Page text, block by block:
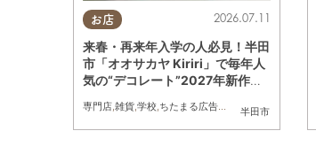
お店
半田市
2026.07.11
来春・再来年入学の人必見！半田
市「オオサカヤ Kiriri」で毎年人
気の“デコレート”2027年新作予
約＆体験会｜8/1(土)～9(日)開催
／ちたまる広告
専門店,雑貨,学校,ちたまる広告,親子 ,家族